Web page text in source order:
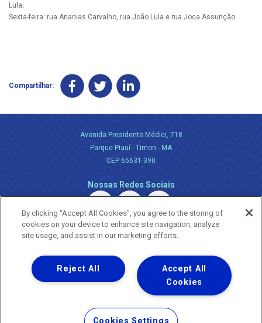
Lula;
Sexta-feira: rua Ananias Carvalho, rua João Lula e rua Joca Assunção.
Compartilhar:
Avenida Presidente Médici, 718
Parque Piauí - Timon - MA
CEP 65631-390
Nossas Redes Sociais
Uma empresa
Copyright ® 2026 - Todos os Direitos Reservados.
Nossa natureza movimenta a vida
Termos Gerais de Uso de Sites e Aplicativos
By clicking “Accept All Cookies”, you agree to the storing of
cookies on your device to enhance site navigation, analyze
site usage, and assist in our marketing efforts.
Accept All
Cookies
Reject All
Cookies Settings